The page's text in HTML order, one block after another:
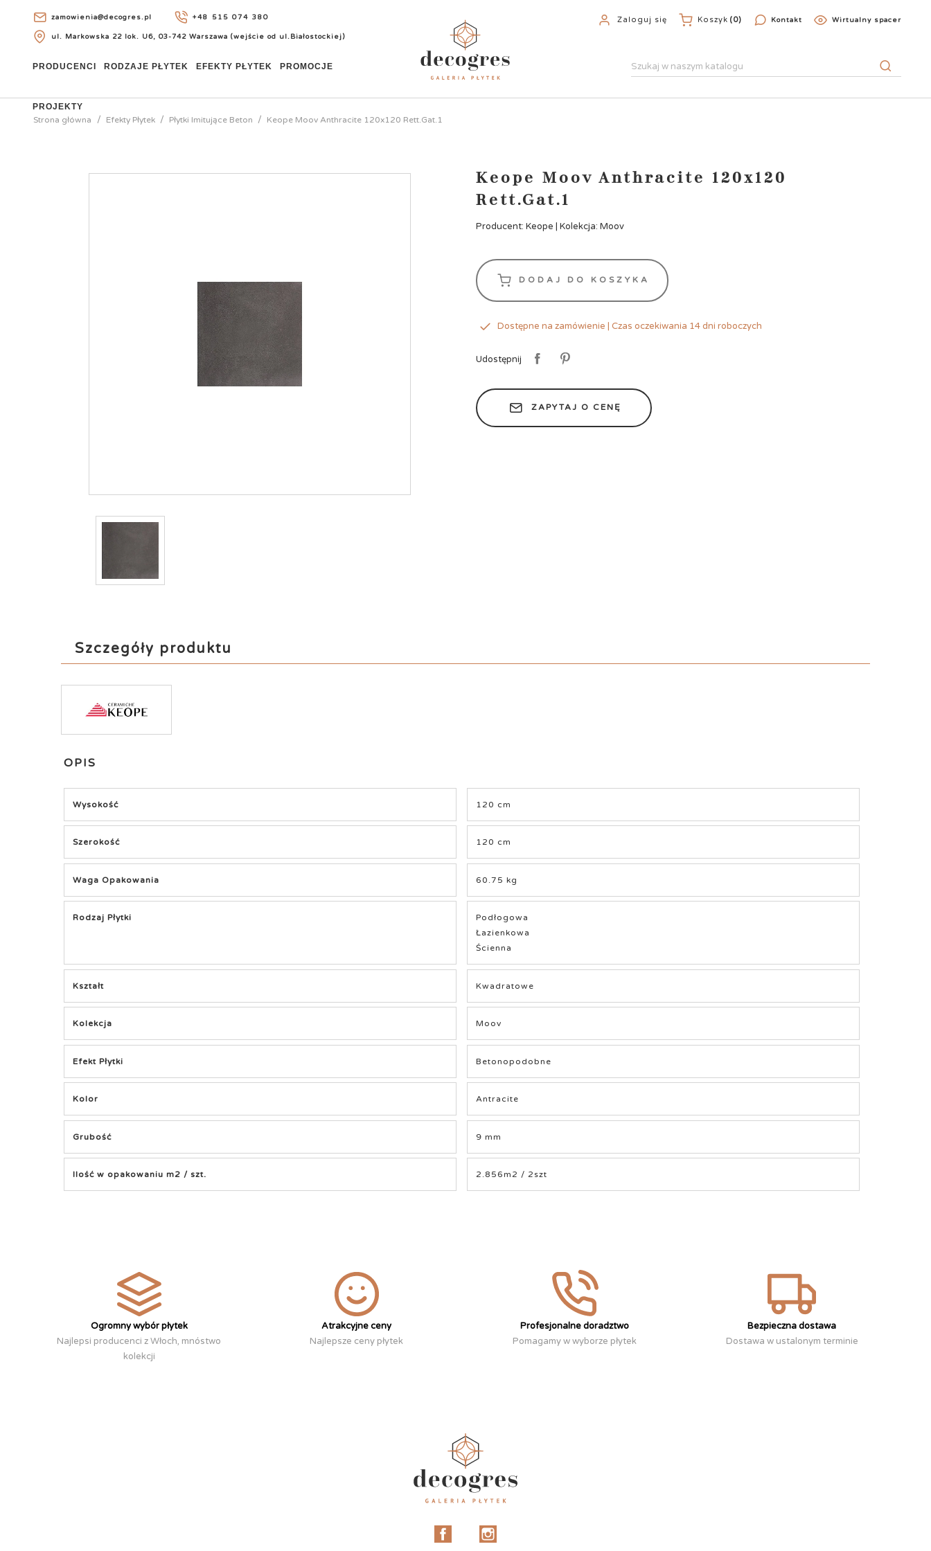
zamowienia@decogres.pl +48 515 074 380
ul. Markowska 22 lok. U6, 03-742 Warszawa (wejście od ul.Białostockiej)
Zaloguj się Koszyk (0) Kontakt Wirtualny spacer
PRODUCENCI RODZAJE PŁYTEK EFEKTY PŁYTEK PROMOCJE
PROJEKTY
Strona główna
Efekty Płytek Płytki Imitujące Beton Keope Moov Anthracite 120x120 Rett.Gat.1
Keope Moov Anthracite 120x120
Rett.Gat.1
Producent: Keope | Kolekcja: Moov
DODAJ DO KOSZYKA
Dostępne na zamówienie | Czas oczekiwania 14 dni roboczych
Udostępnij
ZAPYTAJ O CENĘ
Szczegóły produktu
OPIS
Wysokość 120 cm
Szerokość 120 cm
Waga Opakowania 60.75 kg
Rodzaj Płytki
Podłogowa
Łazienkowa
Ścienna
Kształt Kwadratowe
Kolekcja Moov
Efekt Płytki Betonopodobne
Kolor Antracite
Grubość 9 mm
Ilość w opakowaniu m2 / szt. 2.856m2 / 2szt
Ogromny wybór płytek
Najlepsi producenci z Włoch, mnóstwo
kolekcji
Atrakcyjne ceny
Najlepsze ceny płytek
Profesjonalne doradztwo
Pomagamy w wyborze płytek
Bezpieczna dostawa
Dostawa w ustalonym terminie
Facebook